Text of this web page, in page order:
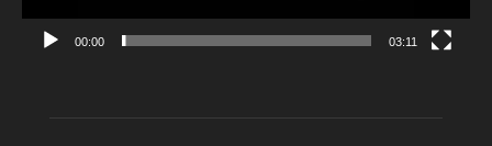
00:00 03:11